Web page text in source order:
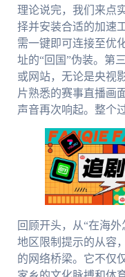
理论说完，我们来点
择并安装合适的加速
需一键即可连接至优
址的“回国”伪装。第
或网站，无论是央视
片熟悉的赛事直播画
声音再次响起。整个
回顾开头，从“在海
地区限制提示的从容
的网络桥梁。它不仅